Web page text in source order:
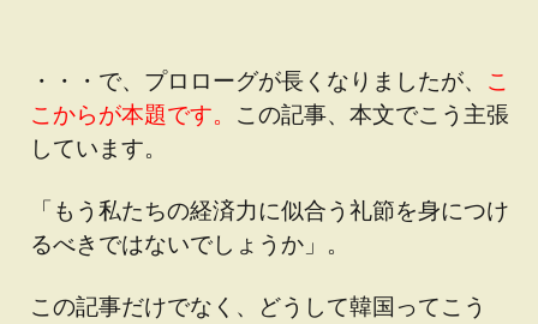
・・・で、プロローグが長くなりましたが、 こ
こからが本題です。 この記事、本文でこう主張
しています。
「もう私たちの経済力に似合う礼節を身につけ
るべきではないでしょうか」。
この記事だけでなく、どうして韓国ってこう